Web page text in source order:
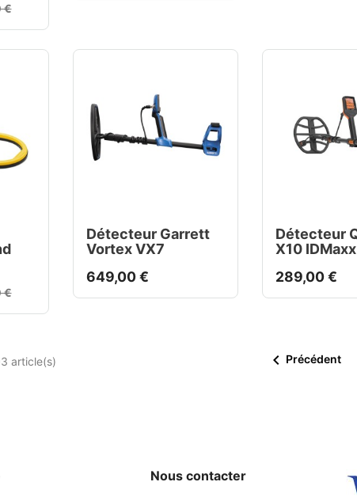
€
€
Détecteur Garrett
Vortex VX7
649,00 €
Détecteur
X10 IDMaxx
289,00 €
article(s)  Précédent
Nous contacter